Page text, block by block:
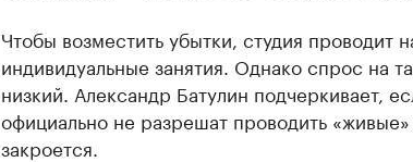
Чтобы возместить убытки, студия проводит
индивидуальные занятия. Однако спрос на
низкий. Александр Батулин подчеркивает,
официально не разрешат проводить «живые»
закроется.